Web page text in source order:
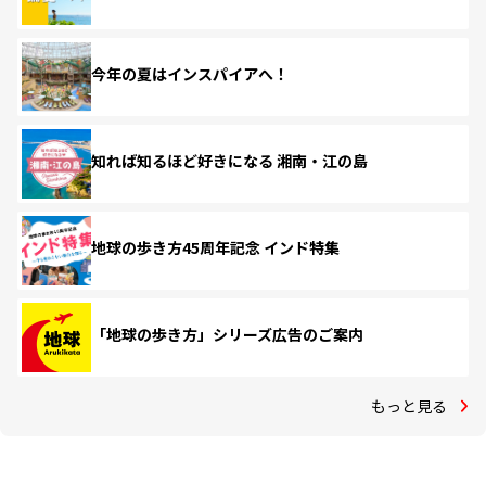
今年の夏はインスパイアへ！
知れば知るほど好きになる 湘南・江の島
地球の歩き方45周年記念 インド特集
「地球の歩き方」シリーズ広告のご案内
もっと見る